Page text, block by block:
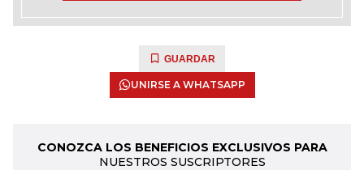
GUARDAR
UNIRSE A WHATSAPP
CONOZCA LOS BENEFICIOS EXCLUSIVOS PARA
NUESTROS SUSCRIPTORES